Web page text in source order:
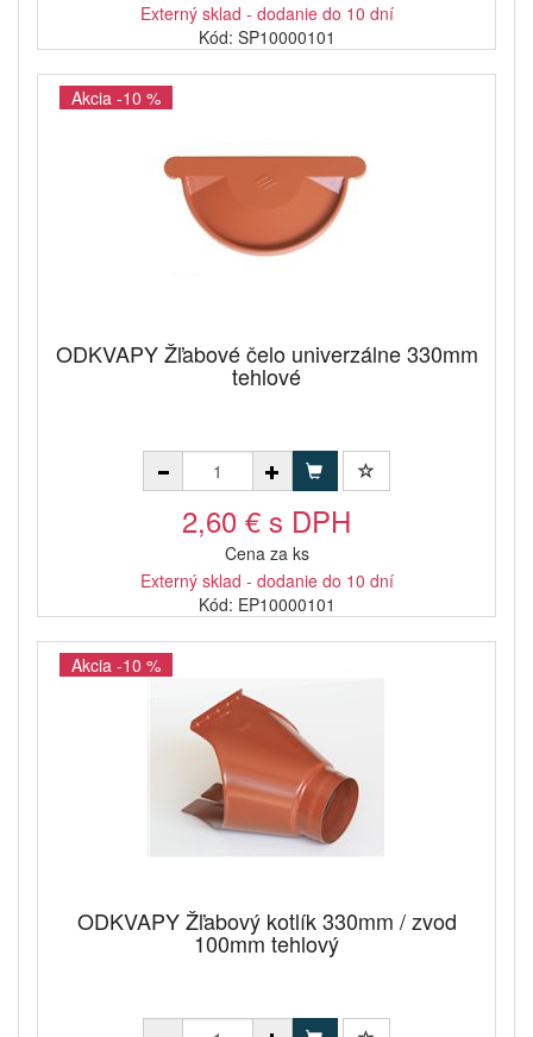
Externý sklad - dodanie do 10 dní
Kód: SP10000101
Akcia -10 %
ODKVAPY Žľabové čelo univerzálne 330mm
tehlové
2,60 € s DPH
Cena za ks
Externý sklad - dodanie do 10 dní
Kód: EP10000101
Akcia -10 %
ODKVAPY Žľabový kotlík 330mm / zvod
100mm tehlový